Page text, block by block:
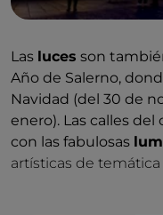
Las luces son
Año de Salerno,
Navidad (del 30 de
enero). Las calles
con las fabulosas
artísticas de temática